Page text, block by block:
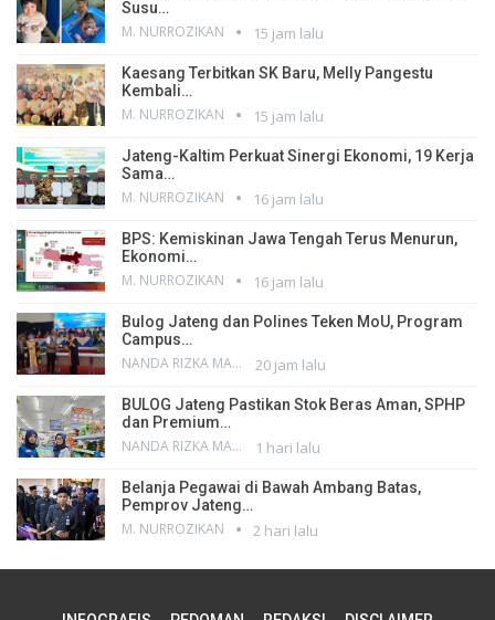
Susu…
M. NURROZIKAN 15 jam lalu
Kaesang Terbitkan SK Baru, Melly Pangestu
Kembali…
M. NURROZIKAN 15 jam lalu
Jateng-Kaltim Perkuat Sinergi Ekonomi, 19 Kerja
Sama…
M. NURROZIKAN 16 jam lalu
BPS: Kemiskinan Jawa Tengah Terus Menurun,
Ekonomi…
M. NURROZIKAN 16 jam lalu
Bulog Jateng dan Polines Teken MoU, Program
Campus…
NANDA RIZKA MAHENDRA 20 jam lalu
BULOG Jateng Pastikan Stok Beras Aman, SPHP
dan Premium…
NANDA RIZKA MAHENDRA 1 hari lalu
Belanja Pegawai di Bawah Ambang Batas,
Pemprov Jateng…
M. NURROZIKAN 2 hari lalu